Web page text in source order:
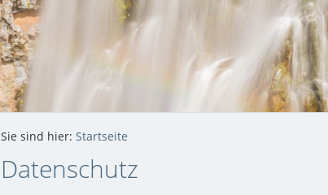
Sie sind hier: Startseite
Datenschutz